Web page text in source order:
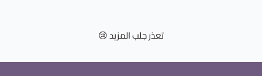
تعذر جلب المزيد 😢